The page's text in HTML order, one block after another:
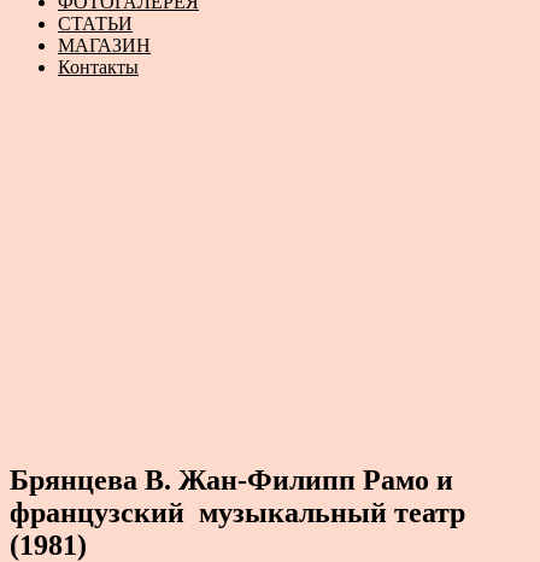
СТАТЬИ
МАГАЗИН
Контакты
Брянцева В. Жан-Филипп Рамо и
французский музыкальный театр
(1981)